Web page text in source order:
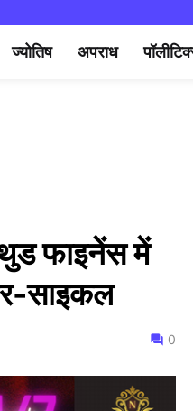
ज्योतिष अपराध
फाइनेंस में
साइकल
0